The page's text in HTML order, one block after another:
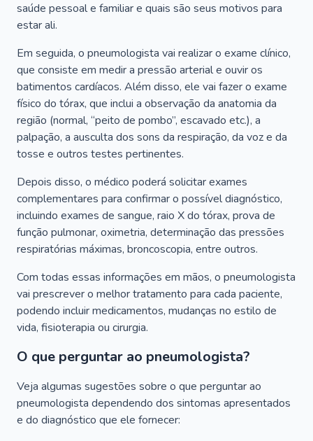
saúde pessoal e familiar e quais são seus motivos para
estar ali.
Em seguida, o pneumologista vai realizar o exame clínico,
que consiste em medir a pressão arterial e ouvir os
batimentos cardíacos. Além disso, ele vai fazer o exame
físico do tórax, que inclui a observação da anatomia da
região (normal, “peito de pombo”, escavado etc.), a
palpação, a ausculta dos sons da respiração, da voz e da
tosse e outros testes pertinentes.
Depois disso, o médico poderá solicitar exames
complementares para confirmar o possível diagnóstico,
incluindo exames de sangue, raio X do tórax, prova de
função pulmonar, oximetria, determinação das pressões
respiratórias máximas, broncoscopia, entre outros.
Com todas essas informações em mãos, o pneumologista
vai prescrever o melhor tratamento para cada paciente,
podendo incluir medicamentos, mudanças no estilo de
vida, fisioterapia ou cirurgia.
O que perguntar ao pneumologista?
Veja algumas sugestões sobre o que perguntar ao
pneumologista dependendo dos sintomas apresentados
e do diagnóstico que ele fornecer: